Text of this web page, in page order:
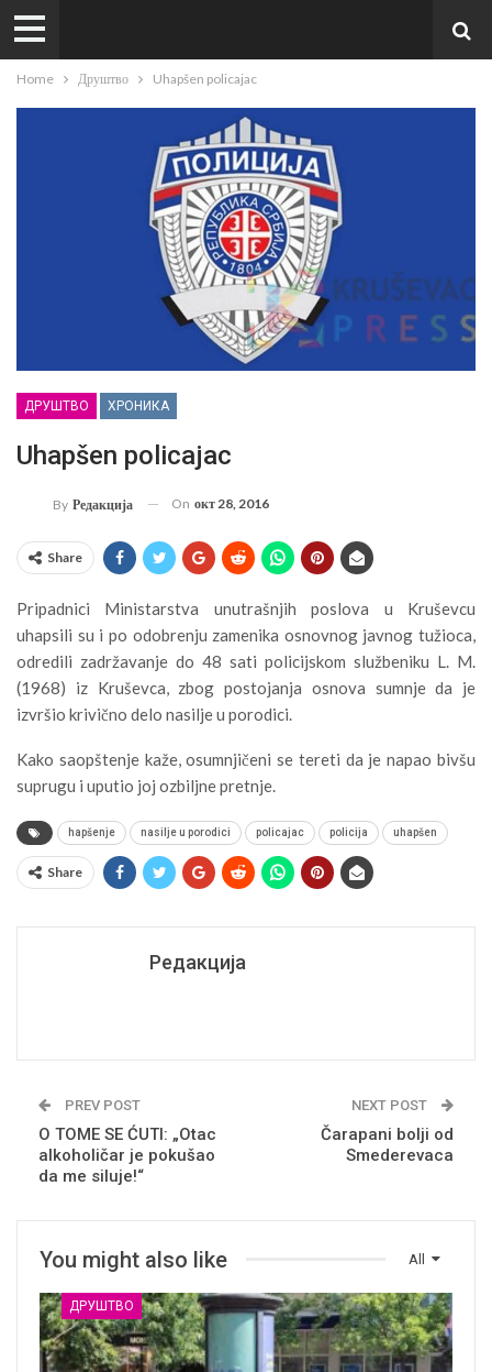
Home Друштво Uhapšen policajac
ДРУШТВО ХРОНИКА
Uhapšen policajac
By Редакција On окт 28, 2016
Share
Pripadnici Ministarstva unutrašnjih poslova u Kruševcu
uhapsili su i po odobrenju zamenika osnovnog javnog tužioca,
odredili zadržavanje do 48 sati policijskom službeniku L. M.
(1968) iz Kruševca, zbog postojanja osnova sumnje da je
izvršio krivično delo nasilje u porodici.
Kako saopštenje kaže, osumnjičeni se tereti da je napao bivšu
suprugu i uputio joj ozbiljne pretnje.
hapšenje nasilje u porodici policajac policija uhapšen
Share
Редакција
PREV POST
O TOME SE ĆUTI: „Otac
alkoholičar je pokušao
da me siluje!“
NEXT POST
Čarapani bolji od
Smederevaca
All
You might also like
ДРУШТВО